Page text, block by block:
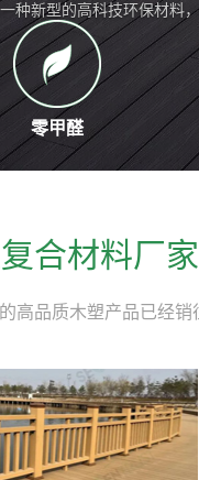
工程等领域
零甲醛
合材料厂家
品质木塑产品已经销